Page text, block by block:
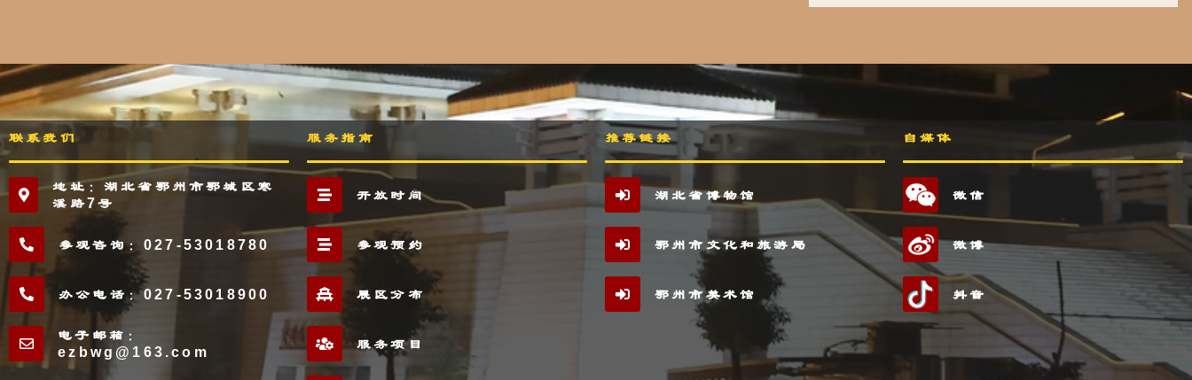
联系我们
地址：湖北省鄂州市鄂城区寒
溪路7号
参观咨询：027-53018780
办公电话：027-53018900
电子邮箱：
ezbwg@163.com
服务指南
开放时间
参观预约
展区分布
服务项目
推荐链接
湖北省博物馆
鄂州市文化和旅游局
鄂州市美术馆
自媒体
微信
微博
抖音